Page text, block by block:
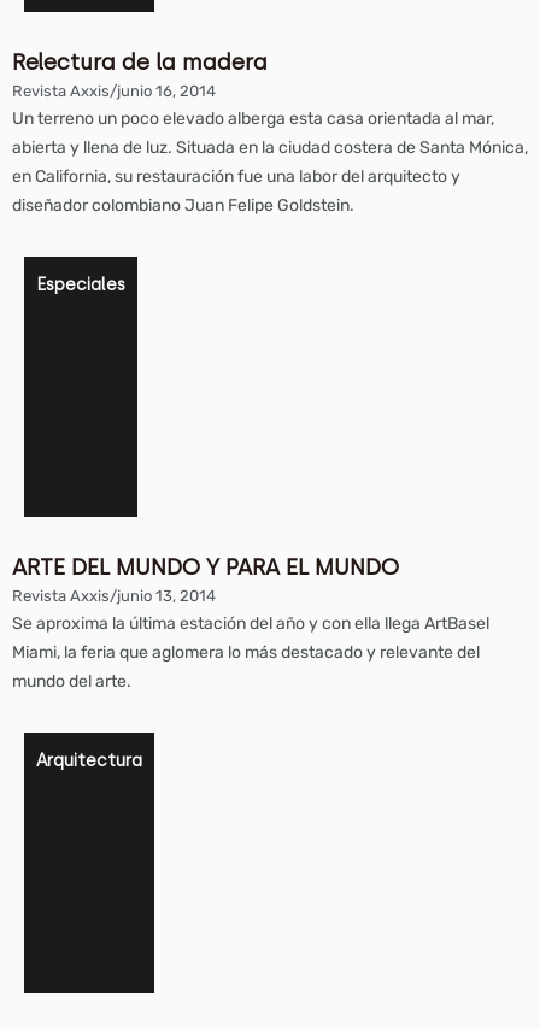
Relectura de la madera
Revista Axxis/junio 16, 2014
Un terreno un poco elevado alberga esta casa orientada al mar,
abierta y llena de luz. Situada en la ciudad costera de Santa Mónica,
en California, su restauración fue una labor del arquitecto y
diseñador colombiano Juan Felipe Goldstein.
Especiales
ARTE DEL MUNDO Y PARA EL MUNDO
Revista Axxis/junio 13, 2014
Se aproxima la última estación del año y con ella llega ArtBasel
Miami, la feria que aglomera lo más destacado y relevante del
mundo del arte.
Arquitectura